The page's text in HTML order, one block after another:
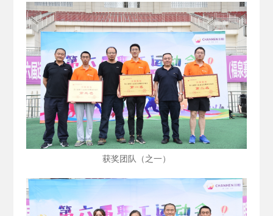
获奖团队（之一）